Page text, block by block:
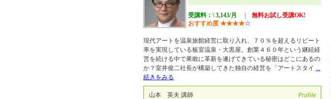
受講料：\ 3,143/月
無料お試し受講OK!
おすすめ度 ★★★★☆
現代アートを温泉旅館経営に取り入れ、７０％を超えるリピート
率を実現している板室温泉・大黒屋。創業４６０年という継続経
営を続ける中で果敢に革新を遂げてきている秘密はどこにあるの
か？室井俊二社長が構築してきた独自の経営を「アートスタイ ...
続きをみる
山本 英夫 講師